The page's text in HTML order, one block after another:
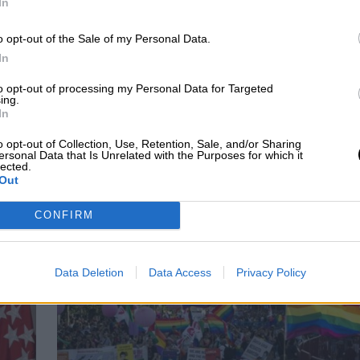
opt-out of the Sale of my Personal Data.
opt-out of processing my Personal Data for Targeted
opt-out of Collection, Use, Retention, Sale, and/or Sharing
Data that Is Unrelated with the Purposes for which it
CONFIRM
Data Deletion Data Access Privacy Policy
intensifica la
para la cumbre
de Madrid por la falta de
Orgullo